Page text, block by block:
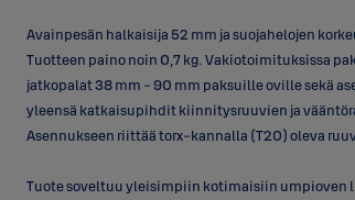
Avainpesän halkaisija 52 mm ja suojahelojen
Tuotteen paino noin 0,7 kg. Vakiotoimituksissa
jatkopalat 38 mm - 90 mm paksuille oville sekä
yleensä katkaisupihdit kiinnitysruuvien ja
Asennukseen riittää torx-kannalla (T20) oleva
Tuote soveltuu yleisimpiin kotimaisiin umpioven